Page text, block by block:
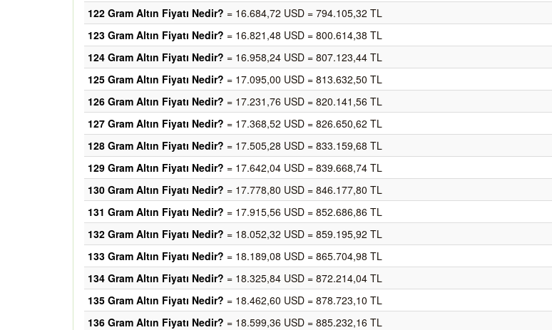
122 Gram Altın Fiyatı Nedir? = 16.684,72 USD = 794.105,32 TL
123 Gram Altın Fiyatı Nedir? = 16.821,48 USD = 800.614,38 TL
124 Gram Altın Fiyatı Nedir? = 16.958,24 USD = 807.123,44 TL
125 Gram Altın Fiyatı Nedir? = 17.095,00 USD = 813.632,50 TL
126 Gram Altın Fiyatı Nedir? = 17.231,76 USD = 820.141,56 TL
127 Gram Altın Fiyatı Nedir? = 17.368,52 USD = 826.650,62 TL
128 Gram Altın Fiyatı Nedir? = 17.505,28 USD = 833.159,68 TL
129 Gram Altın Fiyatı Nedir? = 17.642,04 USD = 839.668,74 TL
130 Gram Altın Fiyatı Nedir? = 17.778,80 USD = 846.177,80 TL
131 Gram Altın Fiyatı Nedir? = 17.915,56 USD = 852.686,86 TL
132 Gram Altın Fiyatı Nedir? = 18.052,32 USD = 859.195,92 TL
133 Gram Altın Fiyatı Nedir? = 18.189,08 USD = 865.704,98 TL
134 Gram Altın Fiyatı Nedir? = 18.325,84 USD = 872.214,04 TL
135 Gram Altın Fiyatı Nedir? = 18.462,60 USD = 878.723,10 TL
136 Gram Altın Fiyatı Nedir? = 18.599,36 USD = 885.232,16 TL